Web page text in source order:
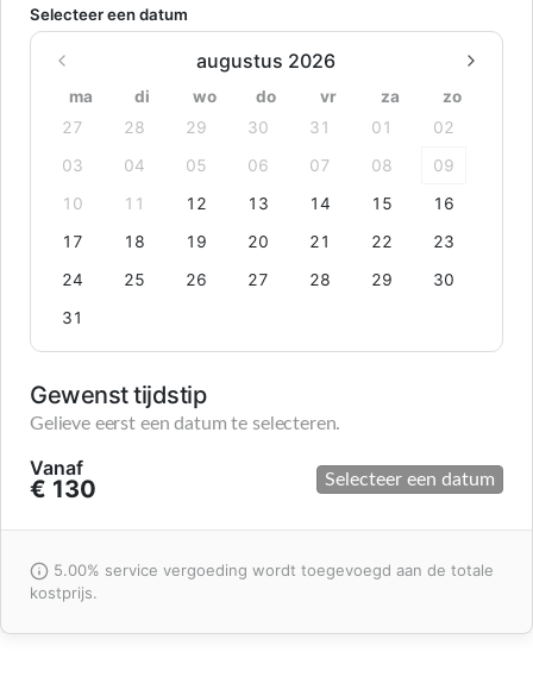
Selecteer een datum
augustus 2026
ma di wo do vr za
zo
27
28 29 30 31 01
02
03
04 05 06 07 08
09
10
11 12 13 14 15
16
17
18 19 20 21 22
23
24
25 26 27 28 29
30
31
Gewenst tijdstip
Gelieve eerst een datum te selecteren.
Vanaf
€ 130 Selecteer een datum
5.00% service vergoeding wordt toegevoegd aan de totale
kostprijs.